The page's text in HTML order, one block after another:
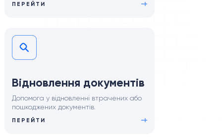
ПЕРЕЙТИ
Відновлення документів
Допомога у відновленні втрачених або
пошкоджених документів.
ПЕРЕЙТИ